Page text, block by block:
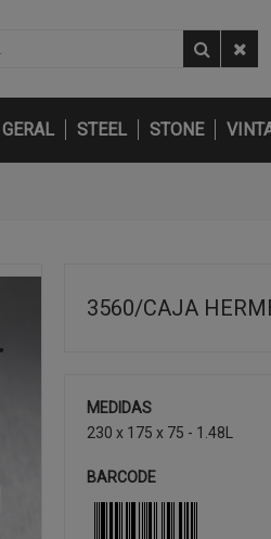
GERAL STEEL STONE
3560/CAJA
MEDIDAS
230 x 175 x 75 - 1.48L
BARCODE